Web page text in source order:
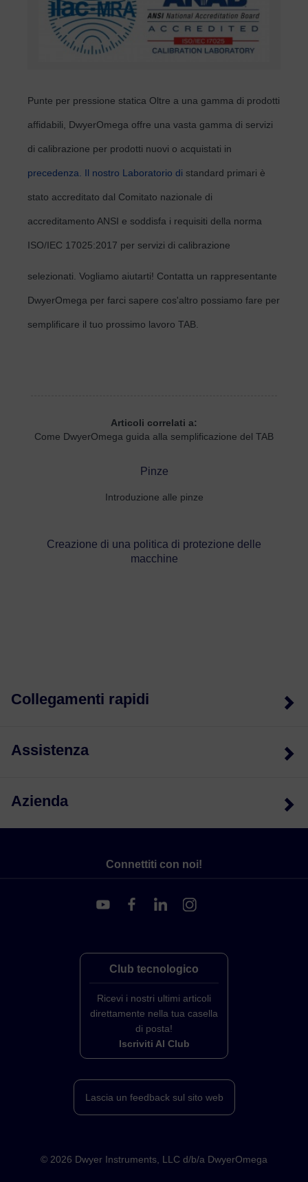
Punte per pressione statica Oltre a una gamma di prodotti
affidabili, DwyerOmega offre una vasta gamma di servizi
di calibrazione per prodotti nuovi o acquistati in
precedenza. Il nostro Laboratorio di standard primari è
stato accreditato dal Comitato nazionale di
accreditamento ANSI e soddisfa i requisiti della norma
ISO/IEC 17025:2017 per servizi di calibrazione
selezionati. Vogliamo aiutarti! Contatta un rappresentante
DwyerOmega per farci sapere cos'altro possiamo fare per
semplificare il tuo prossimo lavoro TAB.
Articoli correlati a:
Come DwyerOmega guida alla semplificazione del TAB
Pinze
Introduzione alle pinze
Creazione di una politica di protezione delle
macchine
Collegamenti rapidi
Assistenza
Azienda
Connettiti con noi!
Club tecnologico
Ricevi i nostri ultimi articoli
direttamente nella tua casella
di posta!
Iscriviti Al Club
Lascia un feedback sul sito web
© 2026 Dwyer Instruments, LLC d/b/a DwyerOmega